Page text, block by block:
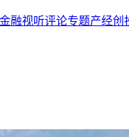
金融视听评论专题产经创